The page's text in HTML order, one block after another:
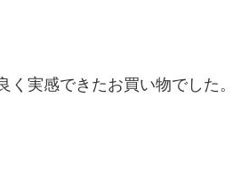
実感できたお買い物でした。